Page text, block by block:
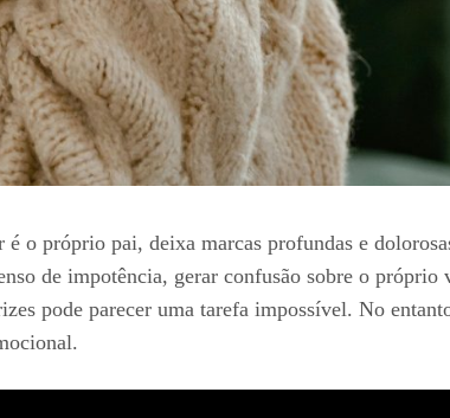
o próprio pai, deixa marcas profundas e
de impotência, gerar confusão sobre o
pode parecer uma tarefa impossível. No